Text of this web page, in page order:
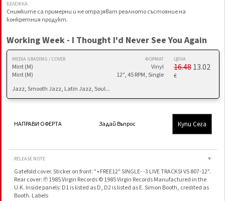
БЕЛЕЖКА
Снимките са примерни и не отразяват реалното състояние на
конкретния продукт.
Working Week - I Thought I'd Never See You Again
MEDIA GRADING / COVER
Mint (M)
Mint (M)
ФОРМАТ
Vinyl
12", 45 RPM, Single
ЦЕНА
16.4813.02
€
Jazz, Smooth Jazz, Latin Jazz, Soul...
НАПРАВИ ОФЕРТА Задай Въпрос Купи Сега
RELEASE NOTE ▼
Gatefold cover. Sticker on front: "+FREE12" SINGLE- -3 LIVE TRACKS! VS 807-12".
Rear cover: ℗ 1985 Virgin Records © 1985 Virgin Records Manufactured in the
U.K. Inside panels: D1 is listed as D, D2 is listed as E. Simon Booth, credited as
Booth. Labels